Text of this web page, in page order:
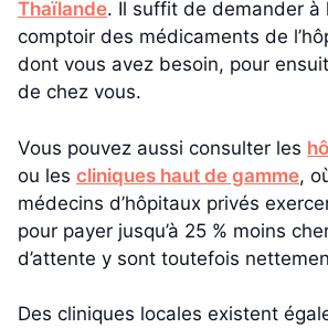
Thaïlande. Il suffit de demander à
comptoir des médicaments de
dont vous avez besoin, pour
de chez vous.
Vous pouvez aussi consulter les
ou les cliniques haut de gamme,
médecins d’hôpitaux privés
pour payer jusqu’à 25 % moins
d’attente y sont toutefois
Des cliniques locales existent